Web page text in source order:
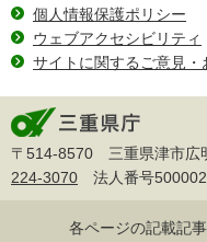
個人情報保護ポリシー
ウェブアクセシビリティ
サイトに関するご意見・
〒514-8570 三重県津市広
224-3070 法人番号
各ページの記載記